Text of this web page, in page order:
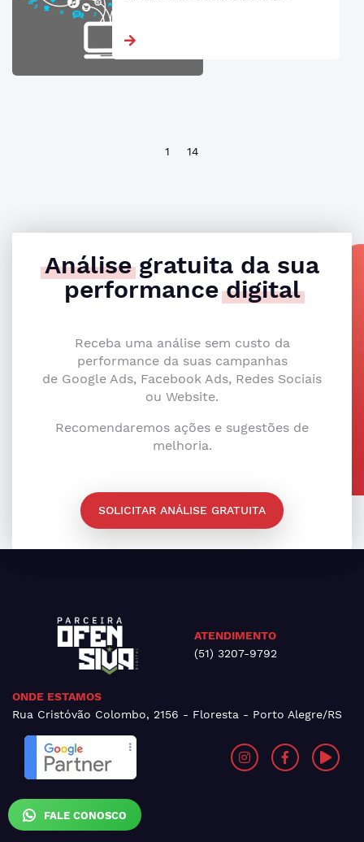
FALE CONOSCO
1 14
Análisegratuita da sua
performancedigital
Receba uma análise sem custo da
performance da suas campanhas
de Google Ads, Facebook Ads, Redes Sociais
ou Website.
Recomendaremos ações e sugestões de
melhoria.
SOLICITAR ANÁLISE GRATUITA
ATENDIMENTO
(51) 3207-9792
ONDE ESTAMOS
Rua Cristóvão Colombo, 2156 - Floresta - Porto Alegre/RS